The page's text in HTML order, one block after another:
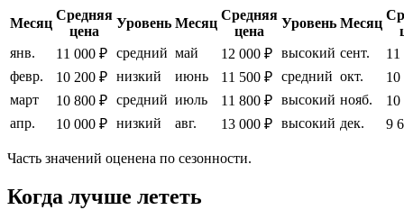
Месяц
Средняя
цена
Уровень Месяц
Средняя
цена
Уровень Месяц
янв.
11 000 ₽ средний май 12 000 ₽ высокий сент.
11
февр.
10 200 ₽ низкий июнь 11 500 ₽ средний окт.
10
март
10 800 ₽ средний июль 11 800 ₽ высокий нояб.
10
апр.
10 000 ₽ низкий авг. 13 000 ₽ высокий дек. 9
Часть значений оценена по сезонности.
Когда лучше лететь